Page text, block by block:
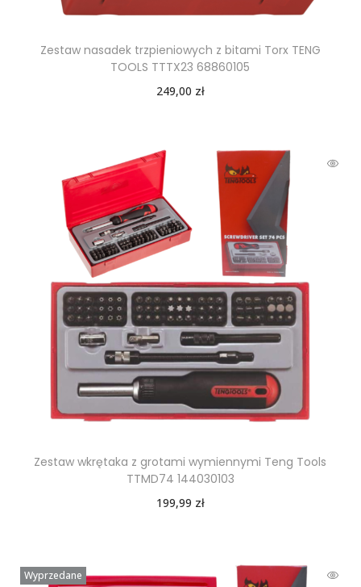
Zestaw nasadek trzpieniowych z bitami Torx TENG
TOOLS TTTX23 68860105
249,00 zł
Zestaw wkrętaka z grotami wymiennymi Teng Tools
TTMD74 144030103
199,99 zł
Wyprzedane